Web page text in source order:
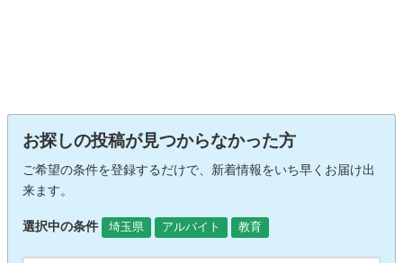
お探しの投稿が見つからなかった方
ご希望の条件を登録するだけで、新着情報をいち早くお届け出
来ます。
選択中の条件 埼玉県 アルバイト 教育